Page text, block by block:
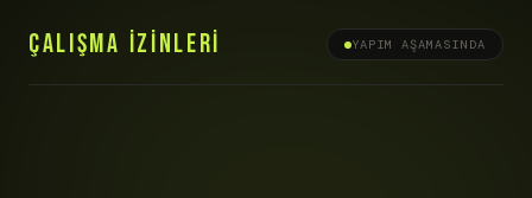
ÇALIŞMA İZİNLERİ YAPIM AŞAMASINDA